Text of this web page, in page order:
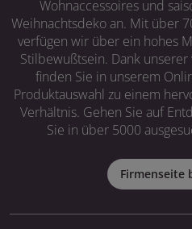
Wohnaccessoires und
Weihnachtsdeko an. Mit über
verfügen wir über ein hohes
Stilbewußtsein. Dank
finden Sie in unserem
Produktauswahl zu einem
Verhältnis. Gehen Sie auf
Sie in über 5000
Firmenseite